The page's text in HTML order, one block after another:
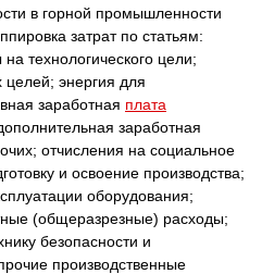
в горной промышленности
затрат по статьям:
технологического цели;
целей; энергия для
заработная плата
заработная
отчисления на социальное
и освоение производства;
оборудования;
(общеразрезные) расходы;
безопасности и
производственные